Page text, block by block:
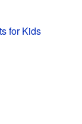
for Kids